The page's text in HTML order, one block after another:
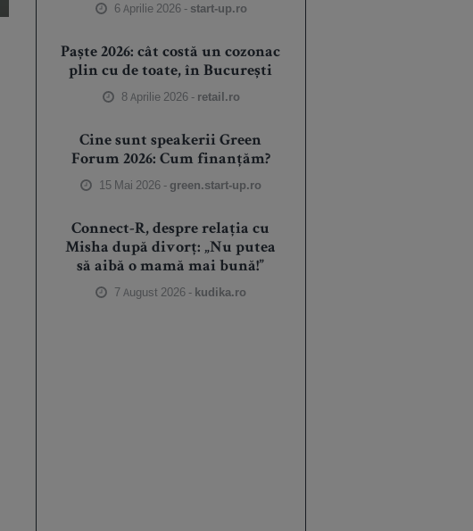
6 Aprilie 2026 - start-up.ro
Paște 2026: cât costă un cozonac
plin cu de toate, în București
8 Aprilie 2026 - retail.ro
Cine sunt speakerii Green
Forum 2026: Cum finanțăm?
15 Mai 2026 - green.start-up.ro
Connect-R, despre relația cu
Misha după divorț: „Nu putea
să aibă o mamă mai bună!”
7 August 2026 - kudika.ro